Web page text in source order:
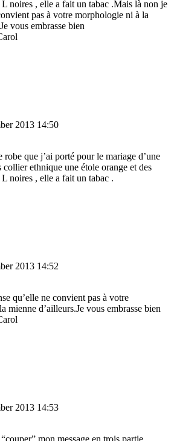
noires , elle a fait un tabac .Mais là non je
pas à votre morphologie ni à la
vous embrasse bien
2013 14:50
robe que j’ai porté pour le mariage d’une
collier ethnique une étole orange et des
noires , elle a fait un tabac .
2013 14:52
qu’elle ne convient pas à votre
mienne d’ailleurs.Je vous embrasse bien
2013 14:53
mon message en trois partie